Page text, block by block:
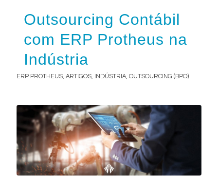
Outsourcing Contábil
com ERP Protheus na
Indústria
ERP PROTHEUS, ARTIGOS, INDÚSTRIA, OUTSOURCING (BPO)